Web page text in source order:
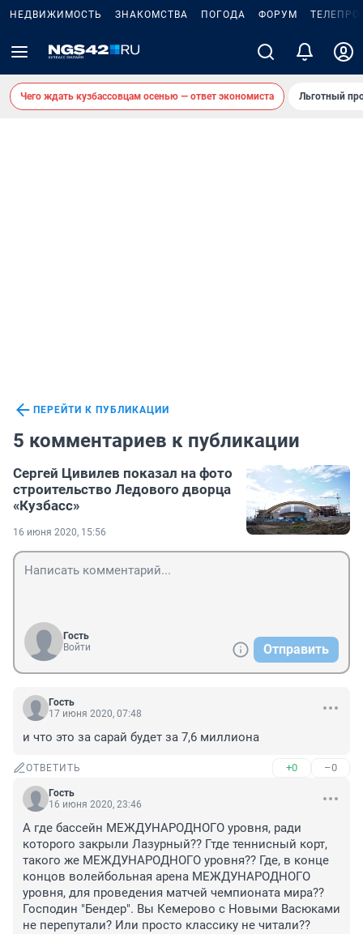
НЕДВИЖИМОСТЬ ЗНАКОМСТВА ПОГОДА ФОРУМ
Чего ждать кузбассовцам осенью — ответ экономиста Льготный
ПЕРЕЙТИ К ПУБЛИКАЦИИ
5 комментариев к публикации
Сергей Цивилев показал на фото
строительство Ледового дворца
«Кузбасс»
16 июня 2020, 15:56
Гость
Войти
Отправить
Гость
17 июня 2020, 07:48
и что это за сарай будет за 7,6 миллиона
ОТВЕТИТЬ +0 –0
Гость
16 июня 2020, 23:46
А где бассейн МЕЖДУНАРОДНОГО уровня, ради
которого закрыли Лазурный?? Гтде теннисный корт,
такого же МЕЖДУНАРОДНОГО уровня?? Где, в конце
концов волейбольная арена МЕЖДУНАРОДНОГО
уровня, для проведения матчей чемпионата мира??
Господин "Бендер". Вы Кемерово с Новыми Васюками
не перепутали? Или просто классику не читали??